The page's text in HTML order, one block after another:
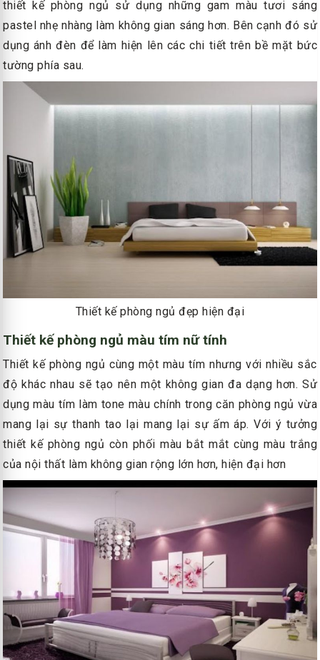
thiết kế phòng ngủ sử dụng những gam màu tươi sáng
pastel nhẹ nhàng làm không gian sáng hơn. Bên cạnh đó sử
dụng ánh đèn để làm hiện lên các chi tiết trên bề mặt bức
tường phía sau.
Thiết kế phòng ngủ đẹp hiện đại
Thiết kế phòng ngủ màu tím nữ tính
Thiết kế phòng ngủ cùng một màu tím nhưng với nhiều sắc
độ khác nhau sẽ tạo nên một không gian đa dạng hơn. Sử
dụng màu tím làm tone màu chính trong căn phòng ngủ vừa
mang lại sự thanh tao lại mang lại sự ấm áp. Với ý tưởng
thiết kế phòng ngủ còn phối màu bắt mắt cùng màu trắng
của nội thất làm không gian rộng lớn hơn, hiện đại hơn